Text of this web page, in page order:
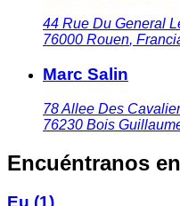
44 Rue Du General
76000 Rouen,
Marc Salin
78 Allee Des
76230 Bois
Encuéntranos